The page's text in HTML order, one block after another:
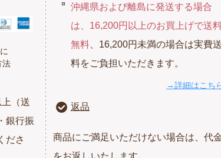
法
（送
銀行振
ださ
沖縄県および離島に発送する場合
は、16,200円以上のお買上げで送
無料 、16,200円未満の場合は実費送
料をご負担いただきます。
→詳細はこち
返品
商品にご満足いただけない場合は、代
をお返しいたします。